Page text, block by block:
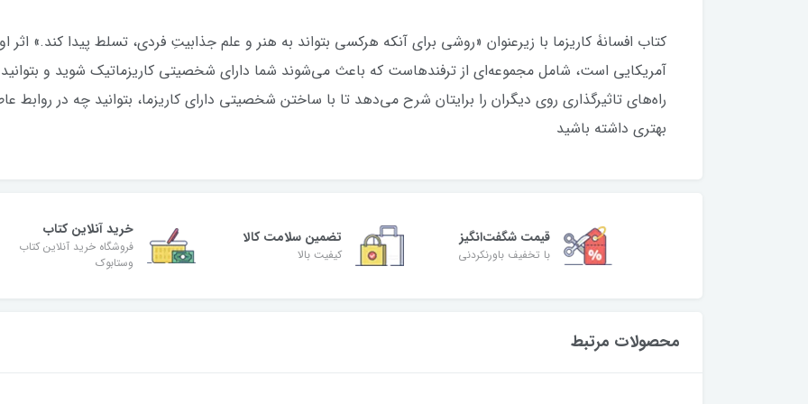
کتاب افسانۀ کاریزما با زیرعنوان «روشی برای آنكه هركسی بتواند به هنر و علم جذابيتِ فردی، تسلط پيدا كند.» اثر
آمریکایی است، شامل مجموعه‌ای از ترفندهاست که باعث می‌شوند شما دارای شخصیتی کاریزماتیک شوید و بتوانید
راه‌های تاثیرگذاری روی دیگران را برایتان شرح می‌دهد تا با ساختن شخصیتی دارای کاریزما، بتوانید چه در روابط
بهتری داشته باشید
قیمت شگفت‌انگیز
با تخفیف باورنکردنی
تضمین سلامت کالا
کیفیت بالا
خرید آنلاین کتاب
فروشگاه خرید آنلاین کتاب
وستابوک
محصولات مرتبط